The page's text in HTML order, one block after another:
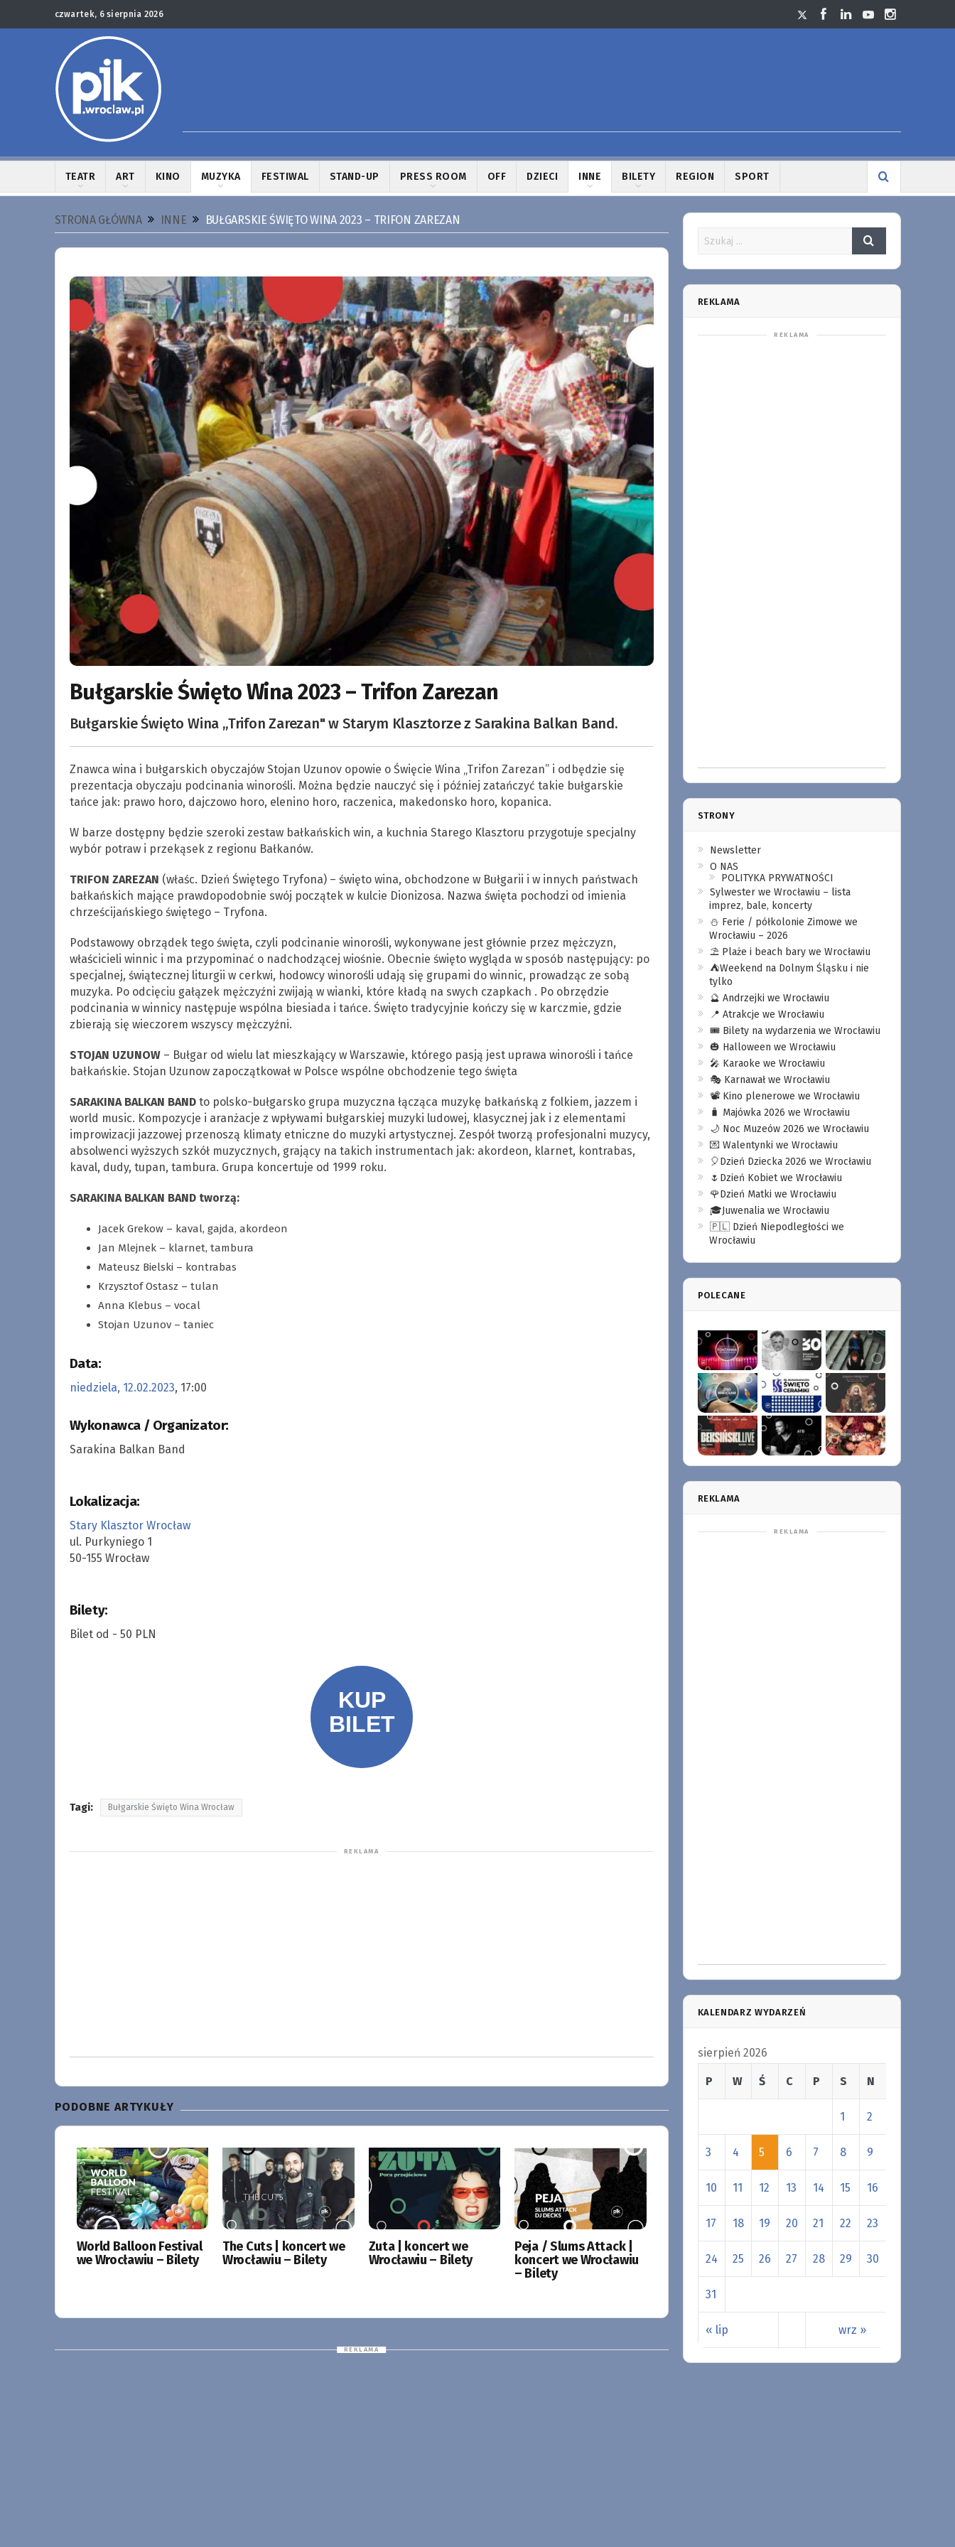
czwartek, 6 sierpnia 2026
TEATR ART KINO MUZYKA FESTIWAL STAND-UP PRESS ROOM OFF DZIECI INNE BILETY REGION SPORT
STRONA GŁÓWNA INNE BUŁGARSKIE ŚWIĘTO WINA 2023 – TRIFON ZAREZAN
Bułgarskie Święto Wina 2023 – Trifon Zarezan
Bułgarskie Święto Wina „Trifon Zarezan" w Starym Klasztorze z Sarakina Balkan Band.
Znawca wina i bułgarskich obyczajów Stojan Uzunov opowie o Święcie Wina „Trifon Zarezan” i odbędzie się
prezentacja obyczaju podcinania winorośli. Można będzie nauczyć się i później zatańczyć takie bułgarskie
tańce jak: prawo horo, dajczowo horo, elenino horo, raczenica, makedonsko horo, kopanica.
W barze dostępny będzie szeroki zestaw bałkańskich win, a kuchnia Starego Klasztoru przygotuje specjalny
wybór potraw i przekąsek z regionu Bałkanów.
TRIFON ZAREZAN (właśc. Dzień Świętego Tryfona) – święto wina, obchodzone w Bułgarii i w innych państwach
bałkańskich mające prawdopodobnie swój początek w kulcie Dionizosa. Nazwa święta pochodzi od imienia
chrześcijańskiego świętego – Tryfona.
Podstawowy obrządek tego święta, czyli podcinanie winorośli, wykonywane jest głównie przez mężczyzn,
właścicieli winnic i ma przypominać o nadchodzącej wiośnie. Obecnie święto wygląda w sposób następujący: po
specjalnej, świątecznej liturgii w cerkwi, hodowcy winorośli udają się grupami do winnic, prowadząc ze sobą
muzyka. Po odcięciu gałązek mężczyźni zwijają w wianki, które kładą na swych czapkach . Po obrzędzie
podcinania w winnicy następuje wspólna biesiada i tańce. Święto tradycyjnie kończy się w karczmie, gdzie
zbierają się wieczorem wszyscy mężczyźni.
STOJAN UZUNOW– Bułgar od wielu lat mieszkający w Warszawie, którego pasją jest uprawa winorośli i tańce
bałkańskie. Stojan Uzunow zapoczątkował w Polsce wspólne obchodzenie tego święta
SARAKINA BALKAN BANDto polsko-bułgarsko grupa muzyczna łącząca muzykę bałkańską z folkiem, jazzem i
world music. Kompozycje i aranżacje z wpływami bułgarskiej muzyki ludowej, klasycznej jak i z elementami
improwizacji jazzowej przenoszą klimaty etniczne do muzyki artystycznej. Zespół tworzą profesjonalni muzycy,
absolwenci wyższych szkół muzycznych, grający na takich instrumentach jak: akordeon, klarnet, kontrabas,
kaval, dudy, tupan, tambura. Grupa koncertuje od 1999 roku.
SARAKINA BALKAN BAND tworzą:
Jacek Grekow – kaval, gajda, akordeon
Jan Mlejnek – klarnet, tambura
Mateusz Bielski – kontrabas
Krzysztof Ostasz – tulan
Anna Klebus – vocal
Stojan Uzunov – taniec
Data:
niedziela, 12.02.2023, 17:00
Wykonawca / Organizator:
Sarakina Balkan Band
Lokalizacja:
Stary Klasztor Wrocław
ul. Purkyniego 1
50-155 Wrocław
Bilety:
Bilet od - 50 PLN
Tagi: Bułgarskie Święto Wina Wrocław
PODOBNE ARTYKUŁY
World Balloon Festival
we Wrocławiu – Bilety
The Cuts | koncert we
Wrocławiu – Bilety
Zuta | koncert we
Wrocławiu – Bilety
Peja / Slums Attack |
koncert we Wrocławiu
– Bilety
REKLAMA
STRONY
Newsletter
O NAS
POLITYKA PRYWATNOŚCI
Sylwester we Wrocławiu – lista
imprez, bale, koncerty
⛄️ Ferie / półkolonie Zimowe we
Wrocławiu – 2026
⛱️ Plaże i beach bary we Wrocławiu
⛺️Weekend na Dolnym Śląsku i nie
tylko
🔮 Andrzejki we Wrocławiu
📍 Atrakcje we Wrocławiu
🎟️ Bilety na wydarzenia we Wrocławiu
🎃 Halloween we Wrocławiu
🎤 Karaoke we Wrocławiu
🎭 Karnawał we Wrocławiu
📽️ Kino plenerowe we Wrocławiu
🧳 Majówka 2026 we Wrocławiu
🌙 Noc Muzeów 2026 we Wrocławiu
💌 Walentynki we Wrocławiu
🎈Dzień Dziecka 2026 we Wrocławiu
🌷Dzień Kobiet we Wrocławiu
🌹Dzień Matki we Wrocławiu
🎓Juwenalia we Wrocławiu
🇵🇱 Dzień Niepodległości we
Wrocławiu
POLECANE
REKLAMA
KALENDARZ WYDARZEŃ
sierpień 2026
P W Ś C P S N
« lip wrz »
1 2
3 4 5 6 7 8 9
10 11 12 13 14 15 16
17 18 19 20 21 22 23
24 25 26 27 28 29 30
31